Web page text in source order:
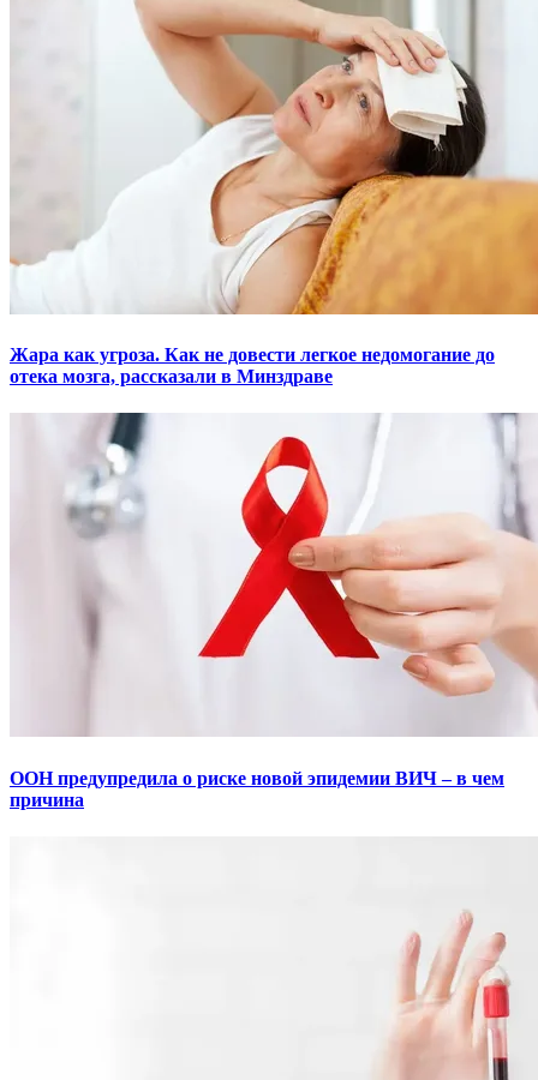
Жара как угроза. Как не довести легкое недомогание до
отека мозга, рассказали в Минздраве
ООН предупредила о риске новой эпидемии ВИЧ – в чем
причина